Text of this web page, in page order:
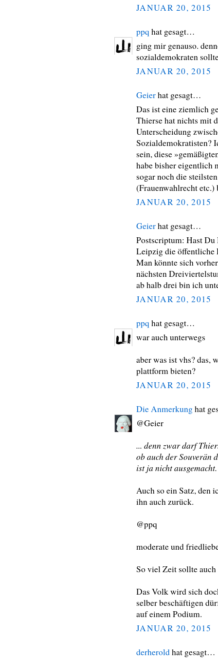
JANUAR 20, 2015
ppq hat gesagt…
ging mir genauso.
sozialdemokraten
JANUAR 20, 2015
Geierhat gesagt…
Das ist eine ziemlich
Thierse hat nichts mit
Unterscheidung
Sozialdemokratisten?
sein, diese
habe bisher eigentlich
sogar noch die
(Frauenwahlrecht etc.)
JANUAR 20, 2015
Geierhat gesagt…
Postscriptum: Hast
Leipzig die öffentliche
Man könnte sich
nächsten
ab halb drei bin ich
JANUAR 20, 2015
ppq hat gesagt…
war auch unterwegs
aber was ist vhs? das,
plattform bieten?
JANUAR 20, 2015
Die Anmerkunghat
@Geier
... denn zwar darf
ob auch der Souverän
ist ja nicht ausgemacht.
Auch so ein Satz, den
ihn auch zurück.
@ppq
moderate und
So viel Zeit sollte auch
Das Volk wird sich
selber beschäftigen
auf einem Podium.
JANUAR 20, 2015
derheroldhat gesagt…